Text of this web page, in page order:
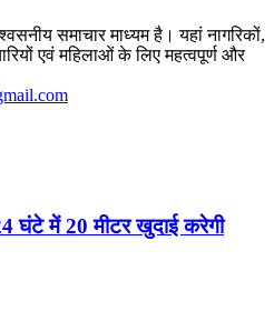
समाचार माध्यम है। यहां नागरिकों,
एवं महिलाओं के लिए महत्वपूर्ण और
में 20 मीटर खुदाई करेगी